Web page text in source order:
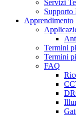
Servizi
Apprendimento
Termini
Termini
FAQ